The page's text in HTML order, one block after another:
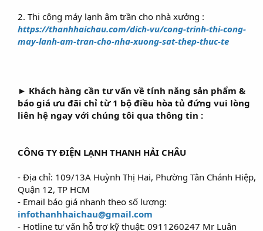
2. Thi công máy lạnh âm trần cho nhà xưởng :
https://thanhhaichau.com/dich-vu/cong-trinh-thi-cong-
may-lanh-am-tran-cho-nha-xuong-sat-thep-thuc-te
► Khách hàng cần tư vấn về tính năng sản phẩm &
báo giá ưu đãi chỉ từ 1 bộ điều hòa tủ đứng vui lòng
liên hệ ngay với chúng tôi qua thông tin :
CÔNG TY ĐIỆN LẠNH THANH HẢI CHÂU
- Địa chỉ: 109/13A Huỳnh Thị Hai, Phường Tân Chánh Hiệp,
Quận 12, TP HCM
- Email báo giá nhanh theo số lượng:
infothanhhaichau@gmail.com
- Hotline tư vấn hỗ trợ kỹ thuật: 0911260247 Mr Luân